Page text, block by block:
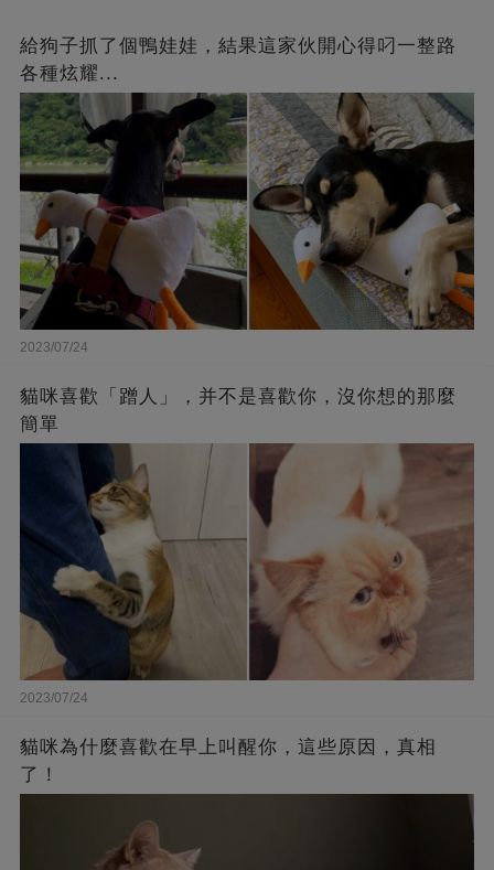
給狗子抓了個鴨娃娃，結果這家伙開心得叼一整路
各種炫耀...
2023/07/24
貓咪喜歡「蹭人」，并不是喜歡你，沒你想的那麼
簡單
2023/07/24
貓咪為什麼喜歡在早上叫醒你，這些原因，真相
了！